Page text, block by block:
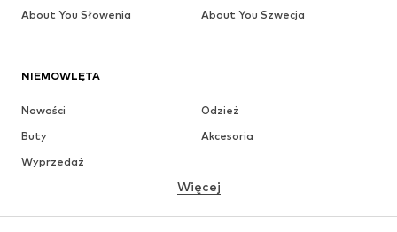
NIEMOWLĘTA
Nowości
Odzież
Buty
Akcesoria
Wyprzedaż
Więcej
About You Słowenia
About You Szwecja